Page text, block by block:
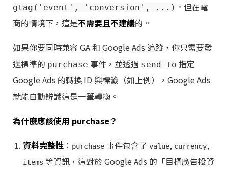
gtag('event', 'conversion', ...) 。但在電
商的情境下，這是不需要且不建議的。
如果你要同時兼容 GA 和 Google Ads 追蹤，你只需要發
送標準的 purchase 事件，並透過 send_to 指定
Google Ads 的轉換 ID 與標籤（如上例），Google Ads
就能自動辨識這是一筆轉換。
為什麼應該使用 purchase？
資料完整性 ： purchase 事件包含了 value, currency,
items 等資訊，這對於 Google Ads 的「目標廣告投資